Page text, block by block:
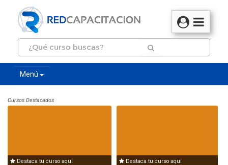
Menú
Cursos Destacados
Destaca tu curso aquí Destaca tu curso aquí